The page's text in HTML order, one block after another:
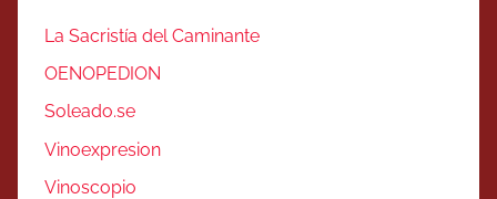
La Sacristía del Caminante
OENOPEDION
Soleado.se
Vinoexpresion
Vinoscopio